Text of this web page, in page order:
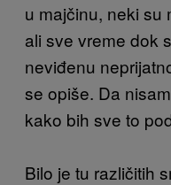
u majčinu, neki su
ali sve vreme dok
neviđenu
se opiše. Da
kako bih sve to
Bilo je tu različitih